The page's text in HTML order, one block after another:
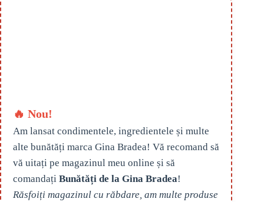
🔥 Nou!
Am lansat condimentele, ingredientele și multe
alte bunătăți marca Gina Bradea! Vă recomand să
vă uitați pe magazinul meu online și să
comandați Bunătăți de la Gina Bradea!
Răsfoiți magazinul cu răbdare, am multe produse